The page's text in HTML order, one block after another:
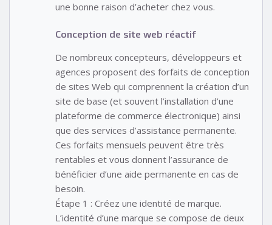
une bonne raison d’acheter chez vous.
Conception de site web réactif
De nombreux concepteurs, développeurs et
agences proposent des forfaits de conception
de sites Web qui comprennent la création d’un
site de base (et souvent l’installation d’une
plateforme de commerce électronique) ainsi
que des services d’assistance permanente.
Ces forfaits mensuels peuvent être très
rentables et vous donnent l’assurance de
bénéficier d’une aide permanente en cas de
besoin.
Étape 1 : Créez une identité de marque.
L’identité d’une marque se compose de deux